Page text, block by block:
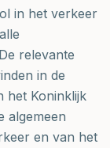
in het verkeer
relevante
in de
het Koninklijk
algemeen
en van het